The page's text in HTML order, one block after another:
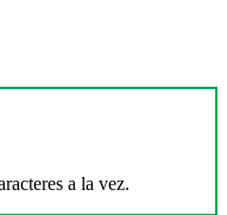
a la vez.